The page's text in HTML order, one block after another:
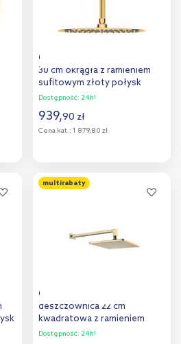
Oltens Vindel deszczownica
30 cm okrągła z ramieniem
sufitowym złoty połysk
36082800
Dostępność: 24h!
939,90 zł
Cena kat.: 1 879,80 zł
Dodaj do
multirabaty
Oltens Atran (S) Lagan (S)
deszczownica 22 cm
kwadratowa z ramieniem
ściennym złoty połysk
Dostępność: 24h!